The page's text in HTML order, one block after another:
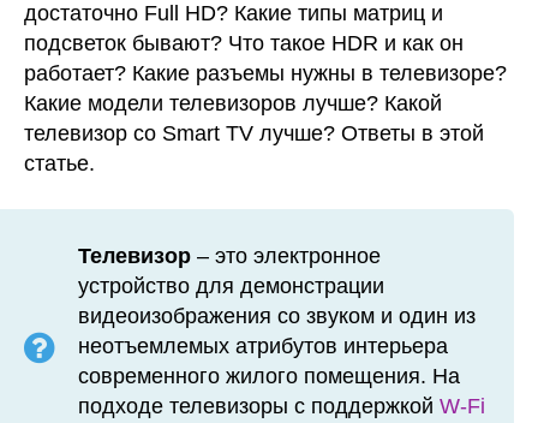
достаточно Full HD? Какие типы матриц и
подсветок бывают? Что такое HDR и как он
работает? Какие разъемы нужны в телевизоре?
Какие модели телевизоров лучше? Какой
телевизор со Smart TV лучше? Ответы в этой
статье.
Телевизор – это электронное
устройство для демонстрации
видеоизображения со звуком и один из
неотъемлемых атрибутов интерьера
современного жилого помещения. На
подходе телевизоры с поддержкой W-Fi